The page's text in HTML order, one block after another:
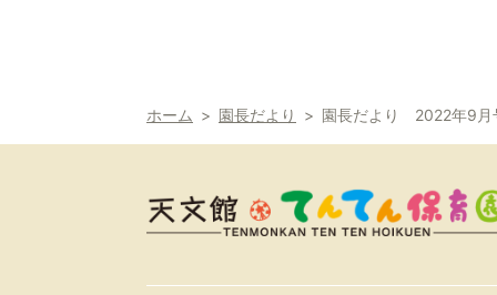
ホーム 園長だより 園長だより 2022年9月